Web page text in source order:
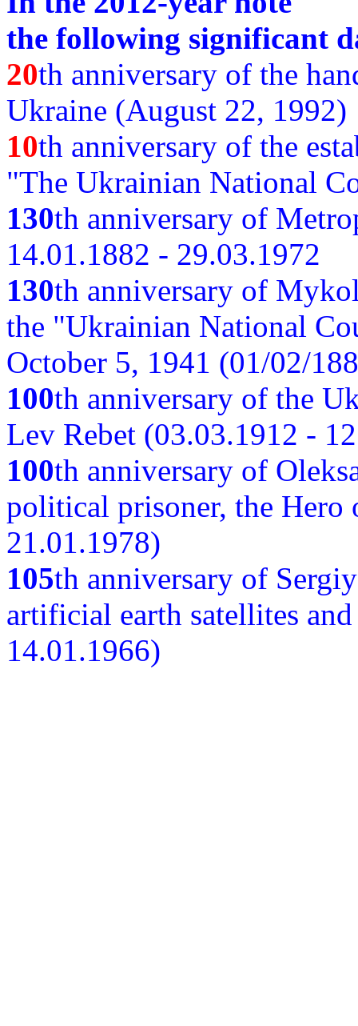
the following significant
20th anniversary of the
Ukraine (August 22, 1992)
10th anniversary of the
"The Ukrainian National
130th anniversary of
14.01.1882 - 29.03.1972
130th anniversary of
the "Ukrainian National
October 5, 1941 (01/02/
100th anniversary of the
Lev Rebet (03.03.1912 -
100th anniversary of
political prisoner, the
21.01.1978)
105th anniversary of
artificial earth satellites
14.01.1966)